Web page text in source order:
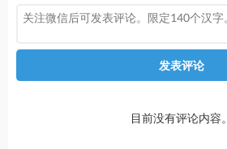
发表评论
目前没有评论内容。